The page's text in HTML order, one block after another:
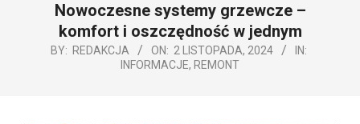
Nowoczesne systemy grzewcze –
komfort i oszczędność w jednym
BY: REDAKCJA ON: 2 LISTOPADA, 2024
IN:
INFORMACJE, REMONT